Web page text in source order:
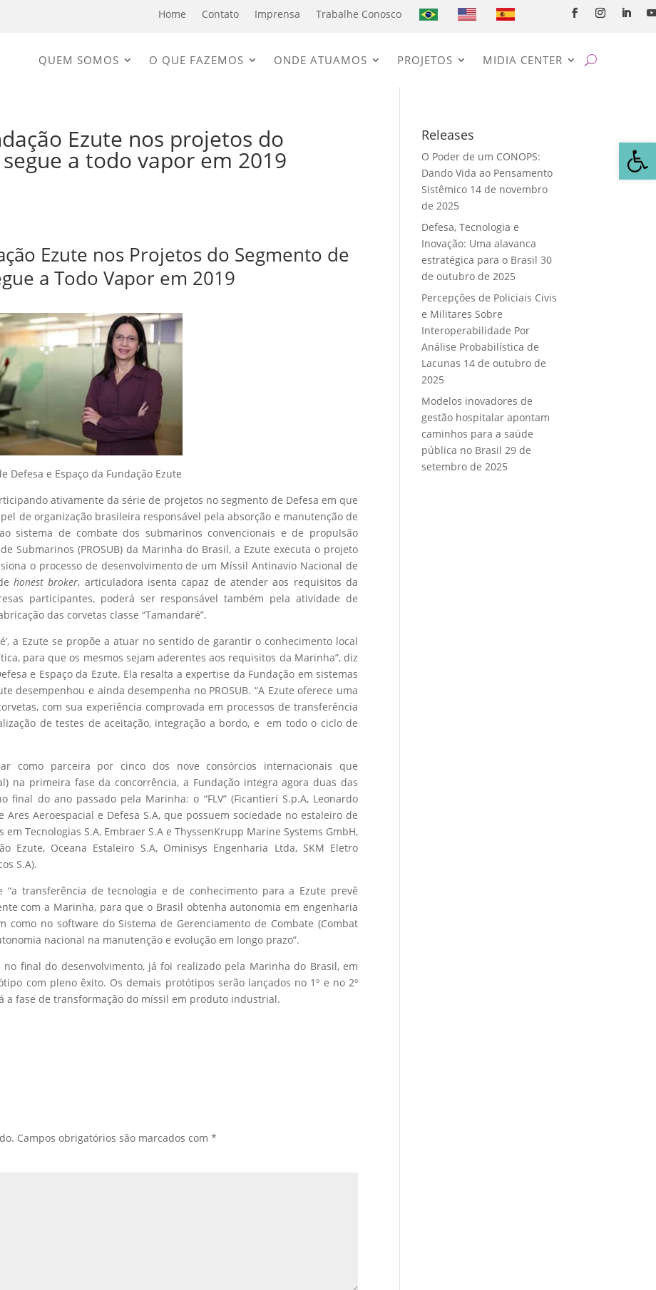
Home Contato Imprensa Trabalhe Conosco
QUEM SOMOS O QUE FAZEMOS ONDE ATUAMOS PROJETOS MIDIA CENTER
Ezute nos projetos do
a todo vapor em 2019
Ezute nos Projetos do Segmento de
a Todo Vapor em 2019
e Espaço da Fundação Ezute
ativamente da série de projetos no segmento de Defesa em que
de organização brasileira responsável pela absorção e manutenção de
sistema de combate dos submarinos convencionais e de propulsão
Submarinos (PROSUB) da Marinha do Brasil, a Ezute executa o projeto
o processo de desenvolvimento de um Míssil Antinavio Nacional de
honest broker, articuladora isenta capaz de atender aos requisitos da
participantes, poderá ser responsável também pela atividade de
das corvetas classe “Tamandaré”.
a Ezute se propõe a atuar no sentido de garantir o conhecimento local
para que os mesmos sejam aderentes aos requisitos da Marinha”, diz
e Espaço da Ezute. Ela resalta a expertise da Fundação em sistemas
desempenhou e ainda desempenha no PROSUB. “A Ezute oferece uma
com sua experiência comprovada em processos de transferência
de testes de aceitação, integração a bordo, e em todo o ciclo de
como parceira por cinco dos nove consórcios internacionais que
na primeira fase da concorrência, a Fundação integra agora duas das
final do ano passado pela Marinha: o “FLV” (Ficantieri S.p.A, Leonardo
Ares Aeroespacial e Defesa S.A, que possuem sociedade no estaleiro de
em Tecnologias S.A, Embraer S.A e ThyssenKrupp Marine Systems GmbH,
Ezute, Oceana Estaleiro S.A, Ominisys Engenharia Ltda, SKM Eletro
S.A).
“a transferência de tecnologia e de conhecimento para a Ezute prevê
com a Marinha, para que o Brasil obtenha autonomia em engenharia
como no software do Sistema de Gerenciamento de Combate (Combat
nacional na manutenção e evolução em longo prazo”.
no final do desenvolvimento, já foi realizado pela Marinha do Brasil, em
com pleno êxito. Os demais protótipos serão lançados no 1º e no 2º
a fase de transformação do míssil em produto industrial.
Campos obrigatórios são marcados com*
Releases
O Poder de um CONOPS:
Dando Vida ao Pensamento
Sistêmico 14 de novembro
de 2025
Defesa, Tecnologia e
Inovação: Uma alavanca
estratégica para o Brasil 30
de outubro de 2025
Percepções de Policiais Civis
e Militares Sobre
Interoperabilidade Por
Análise Probabilística de
Lacunas 14 de outubro de
2025
Modelos inovadores de
gestão hospitalar apontam
caminhos para a saúde
pública no Brasil 29 de
setembro de 2025
Abrir